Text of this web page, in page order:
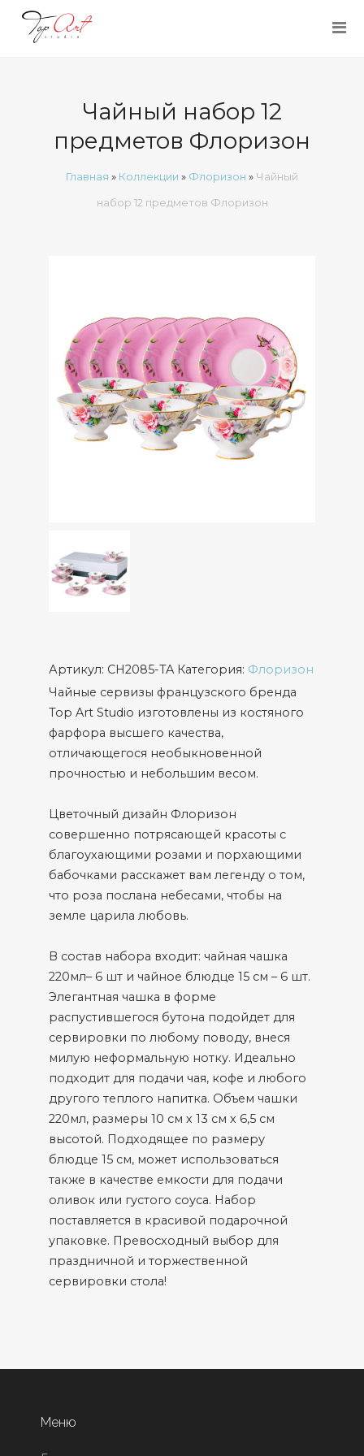
Чайный набор 12
предметов Флоризон
Главная » Коллекции » Флоризон » Чайный
набор 12 предметов Флоризон
Артикул: CH2085-TA Категория: Флоризон
Чайные сервизы французского бренда
Top Art Studio изготовлены из костяного
фарфора высшего качества,
отличающегося необыкновенной
прочностью и небольшим весом.
Цветочный дизайн Флоризон
совершенно потрясающей красоты с
благоухающими розами и порхающими
бабочками расскажет вам легенду о том,
что роза послана небесами, чтобы на
земле царила любовь.
В состав набора входит: чайная чашка
220мл– 6 шт и чайное блюдце 15 см – 6 шт.
Элегантная чашка в форме
распустившегося бутона подойдет для
сервировки по любому поводу, внеся
милую неформальную нотку. Идеально
подходит для подачи чая, кофе и любого
другого теплого напитка. Объем чашки
220мл, размеры 10 см х 13 см х 6,5 см
высотой. Подходящее по размеру
блюдце 15 см, может использоваться
также в качестве емкости для подачи
оливок или густого соуса. Набор
поставляется в красивой подарочной
упаковке. Превосходный выбор для
праздничной и торжественной
сервировки стола!
Меню